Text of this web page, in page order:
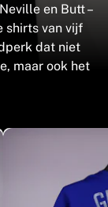
en Butt –
shirts van vijf
dat niet
maar ook het